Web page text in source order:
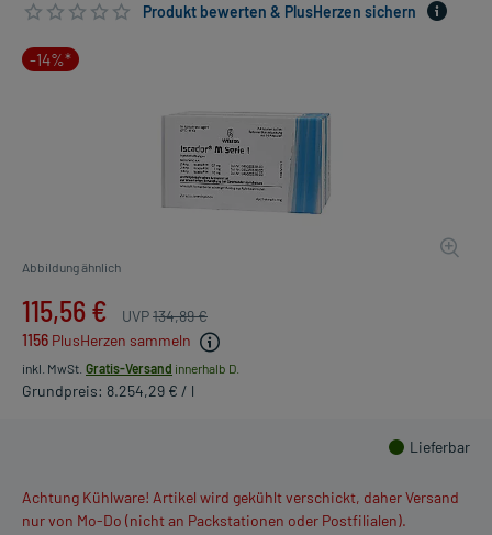
Produkt bewerten & PlusHerzen sichern
-14%*
Abbildung ähnlich
115,56 € UVP134,89 €
1156 PlusHerzen sammeln
inkl. MwSt. Gratis-Versand innerhalb D.
Grundpreis: 8.254,29 € / l
Lieferbar
Achtung Kühlware! Artikel wird gekühlt verschickt, daher Versand
nur von Mo-Do (nicht an Packstationen oder Postfilialen).